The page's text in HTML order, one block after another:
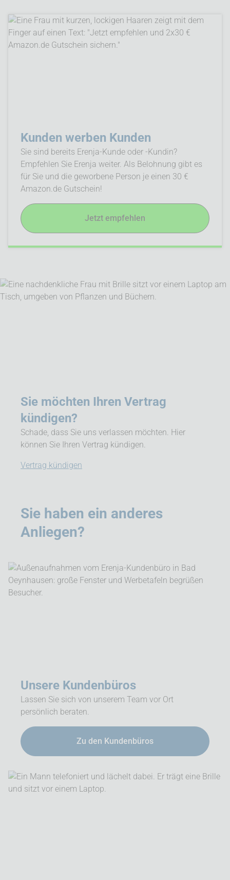
Kunden werben Kunden
Sie sind bereits Erenja-Kunde oder -Kundin?
Empfehlen Sie Erenja weiter. Als Belohnung gibt es
für Sie und die geworbene Person je einen 30 €
Amazon.de Gutschein!
Jetzt empfehlen
Sie möchten Ihren Vertrag
kündigen?
Schade, dass Sie uns verlassen möchten. Hier
können Sie Ihren Vertrag kündigen.
Vertrag kündigen
Sie haben ein anderes
Anliegen?
Unsere Kundenbüros
Lassen Sie sich von unserem Team vor Ort
persönlich beraten.
Zu den Kundenbüros